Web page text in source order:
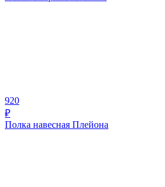
920
₽
Полка навесная Плейона